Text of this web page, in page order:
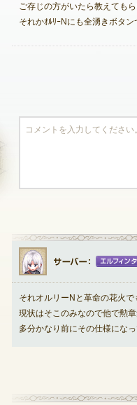
クラブ募集掲示板
ゲームダウンロード
ご存じの方がいたら教えても
それかｵﾙﾘｰNにも全湧きボタ
それオルリーNと革命の花火
現状はそこのみなので他で勲
多分かなり前にその仕様にな